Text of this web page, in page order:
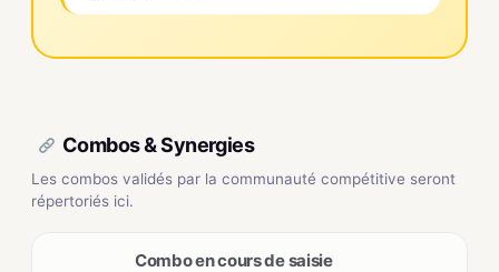
Combos & Synergies
Les combos validés par la communauté compétitive seront
répertoriés ici.
Combo en cours de saisie